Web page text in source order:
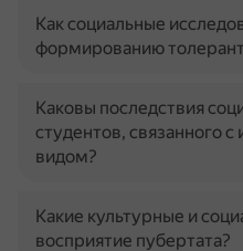
Как социальные
формированию
Каковы последствия
студентов, связанного
видом?
Какие культурные и
восприятие пубертата?